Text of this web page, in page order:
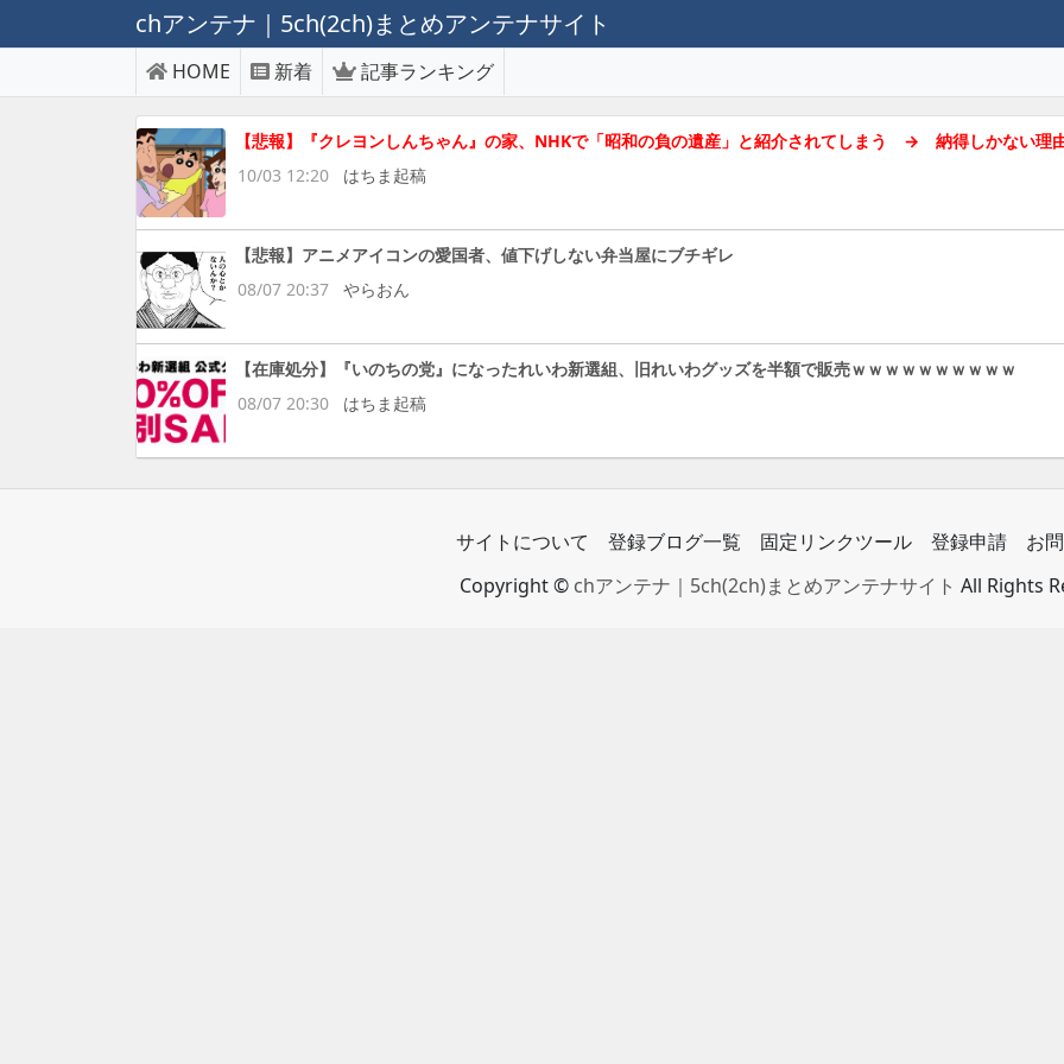
chアンテナ｜5ch(2ch)まとめアンテナサイト
HOME 新着 記事ランキング
【悲報】『クレヨンしんちゃん』の家、NHKで「昭和の負の遺産」と紹介されてしまう → 納得しかない理
10/03 12:20
はちま起稿
【悲報】アニメアイコンの愛国者、値下げしない弁当屋にブチギレ
08/07 20:37
やらおん
【在庫処分】『いのちの党』になったれいわ新選組、旧れいわグッズを半額で販売ｗｗｗｗｗｗｗｗｗｗ
08/07 20:30
はちま起稿
サイトについて 登録ブログ一覧 固定リンクツール 登録申請
お
Copyright © chアンテナ｜5ch(2ch)まとめアンテナサイト All Rights